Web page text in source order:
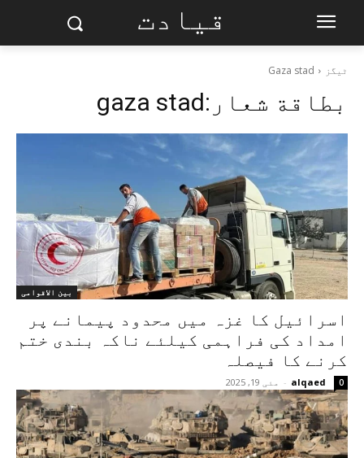
قیادت
ٹیگز Gaza stad
بطاقة شعار:gaza stad
بین الاقوامی
اسرائیل کا غزہ میں محدود پیمانے پر
امداد کی فراہمی کیلئے ناکہ بندی ختم
کرنے کا فیصلہ
alqaed
- مئی 19, 2025 0